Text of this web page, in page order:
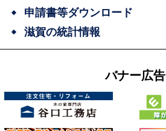
申請書等ダウンロード
滋賀の統計情報
バナー広告